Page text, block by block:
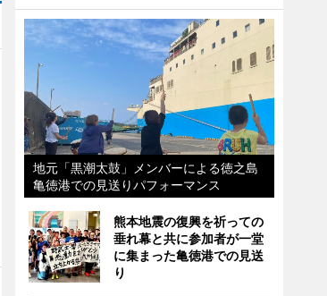
地元「黒潮太鼓」メンバーによる徳之島
亀徳港での見送りパフォーマンス
熊本地震の復興を祈っての
垂れ幕と共に参加者が一堂
に集まった亀徳港での見送
り